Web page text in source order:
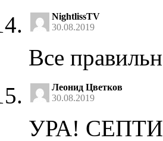
NightlissTV
30.08.2019
Все
Леонид Цветков
30.08.2019
УРА!